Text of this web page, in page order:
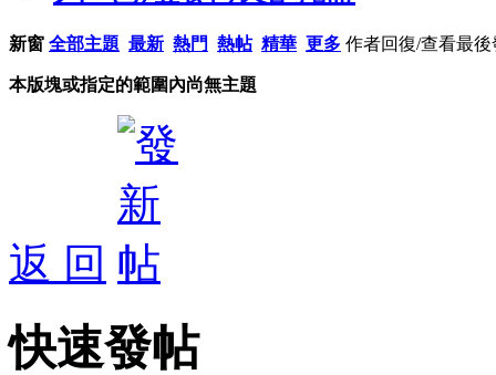
新窗 全部主題 最新 熱門 熱帖 精華 更多 作者回復/查看最後
本版塊或指定的範圍內尚無主題
返 回
快速發帖